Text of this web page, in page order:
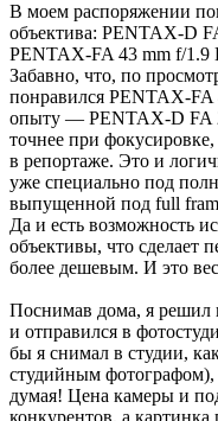
В моем распоряжении
объектива: PENTAX-D
PENTAX-FA 43 mm f/1.9
Забавно, что, по
понравился PENTAX-
опыту — PENTAX-D FA
точнее при
в репортаже. Это и
уже специально под
выпущенной под full
Да и есть возможность
объективы, что сделает
более дешевым. И это
Поснимав дома, я решил
и отправился в
бы я снимал в студии,
студийным фотографом),
думая! Цена камеры и